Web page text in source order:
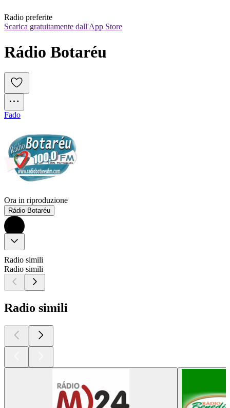
Radio preferite
Scarica gratuitamente dall'App Store
Rádio Botaréu
Fado
Ora in riproduzione
Rádio Botaréu
Radio simili
Radio simili
Radio simili